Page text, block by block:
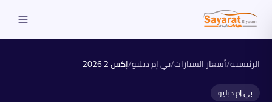
الرئيسية/أسعار السيارات/بي إم دبليو/إكس 2 2026
بي إم دبليو